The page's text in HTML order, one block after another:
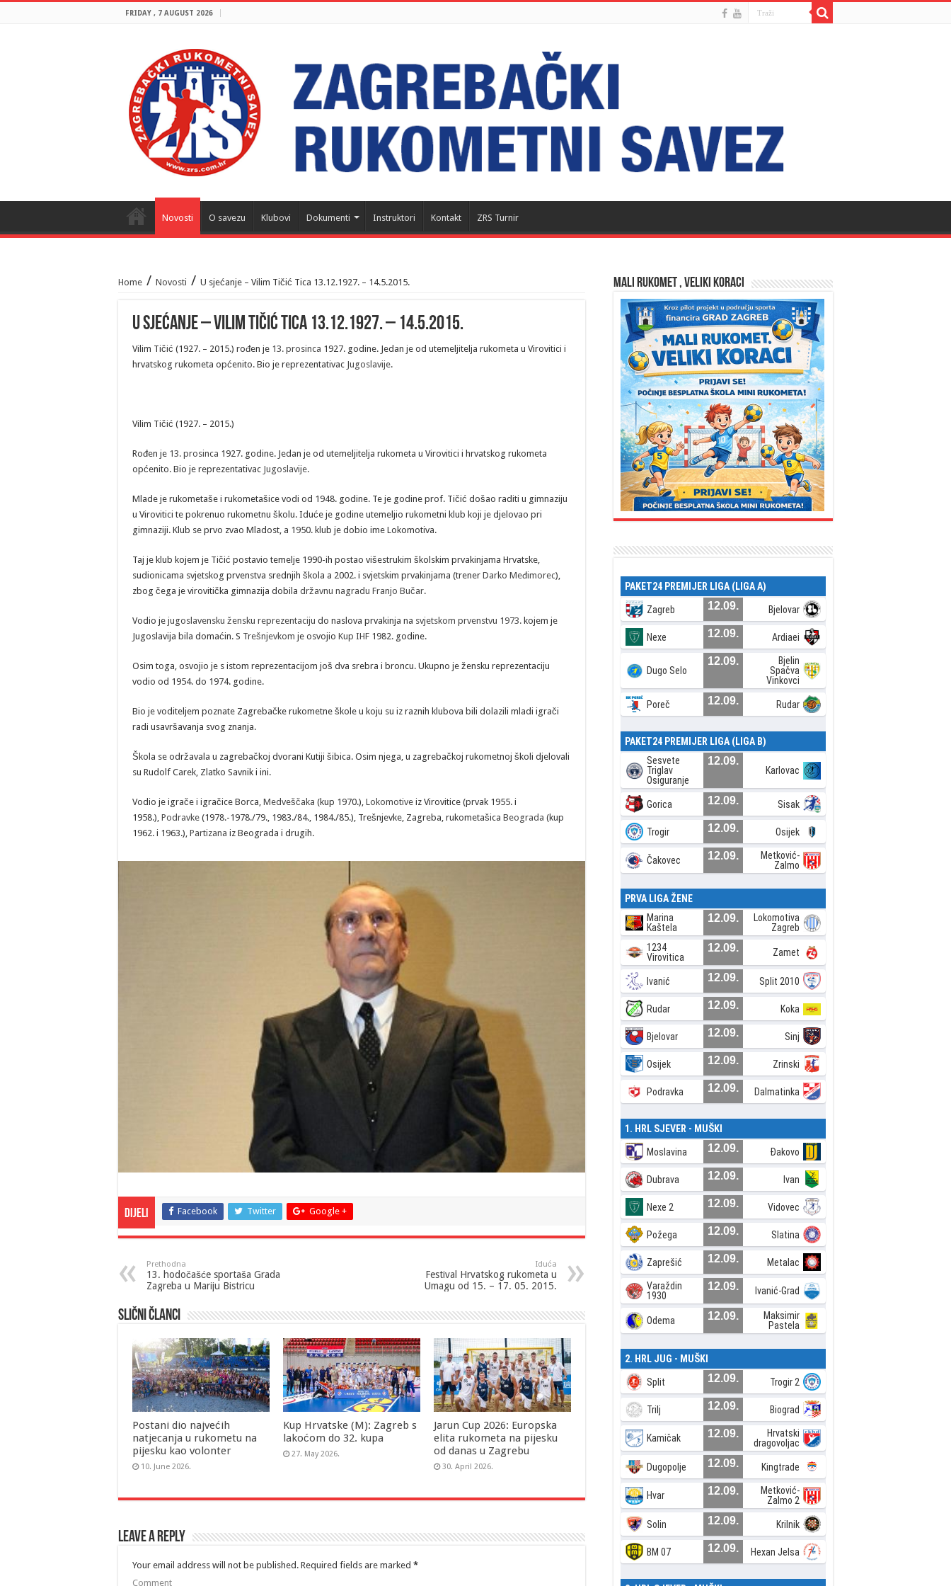
FRIDAY , 7 AUGUST 2026
Novosti O savezu Klubovi Dokumenti Instruktori Kontakt ZRS Turnir
Home / Novosti / U sjećanje – Vilim Tičić Tica 13.12.1927. – 14.5.2015.
U sjećanje – Vilim Tičić Tica 13.12.1927. – 14.5.2015.
Vilim Tičić (1927. – 2015.) rođen je 13. prosinca 1927. godine. Jedan je od utemeljitelja rukometa u Virovitici i
hrvatskog rukometa općenito. Bio je reprezentativac Jugoslavije.
Vilim Tičić (1927. – 2015.)
Rođen je 13. prosinca 1927. godine. Jedan je od utemeljitelja rukometa u Virovitici i hrvatskog rukometa
općenito. Bio je reprezentativac Jugoslavije.
Mlade je rukometaše i rukometašice vodi od 1948. godine. Te je godine prof. Tičić došao raditi u gimnaziju
u Virovitici te pokrenuo rukometnu školu. Iduće je godine utemeljio rukometni klub koji je djelovao pri
gimnaziji. Klub se prvo zvao Mladost, a 1950. klub je dobio ime Lokomotiva.
Taj je klub kojem je Tičić postavio temelje 1990-ih postao višestrukim školskim prvakinjama Hrvatske,
sudionicama svjetskog prvenstva srednjih škola a 2002. i svjetskim prvakinjama (trener Darko Međimorec),
zbog čega je virovitička gimnazija dobila državnu nagradu Franjo Bučar.
Vodio je jugoslavensku žensku reprezentaciju do naslova prvakinja na svjetskom prvenstvu 1973. kojem je
Jugoslavija bila domaćin. S Trešnjevkom je osvojio Kup IHF 1982. godine.
Osim toga, osvojio je s istom reprezentacijom još dva srebra i broncu. Ukupno je žensku reprezentaciju
vodio od 1954. do 1974. godine.
Bio je voditeljem poznate Zagrebačke rukometne škole u koju su iz raznih klubova bili dolazili mladi igrači
radi usavršavanja svog znanja.
Škola se održavala u zagrebačkoj dvorani Kutiji šibica. Osim njega, u zagrebačkoj rukometnoj školi djelovali
su Rudolf Carek, Zlatko Savnik i ini.
Vodio je igrače i igračice Borca, Medveščaka (kup 1970.), Lokomotive iz Virovitice (prvak 1955. i
1958.), Podravke (1978.-1978./79., 1983./84., 1984./85.), Trešnjevke, Zagreba, rukometašica Beograda (kup
1962. i 1963.), Partizana iz Beograda i drugih.
Dijeli Facebook Twitter Google +
Prethodna
13. hodočašće sportaša Grada
Zagreba u Mariju Bistricu
Iduća
Festival Hrvatskog rukometa u
Umagu od 15. – 17. 05. 2015.
Slični članci
Postani dio najvećih
natjecanja u rukometu na
pijesku kao volonter
10. June 2026.
Kup Hrvatske (M): Zagreb s
lakoćom do 32. kupa
27. May 2026.
Jarun Cup 2026: Europska
elita rukometa na pijesku
od danas u Zagrebu
30. April 2026.
Leave a Reply
Your email address will not be published. Required fields are marked *
Comment
MALI RUKOMET , VELIKI KORACI
PAKET24 PREMIJER LIGA (LIGA A)
Zagreb 12.09. Bjelovar
Nexe 12.09. Ardiaei
Dugo Selo
12.09.
Bjelin
Spačva
Vinkovci
Poreč 12.09. Rudar
PAKET24 PREMIJER LIGA (LIGA B)
Sesvete
Triglav
Osiguranje
12.09.
Karlovac
Gorica 12.09. Sisak
Trogir 12.09. Osijek
Čakovec 12.09.
Metković-
Zalmo
PRVA LIGA ŽENE
Marina
Kaštela
12.09.
Lokomotiva
Zagreb
1234
Virovitica
12.09. Zamet
Ivanić 12.09. Split 2010
Rudar 12.09. Koka
Bjelovar 12.09. Sinj
Osijek 12.09. Zrinski
Podravka 12.09. Dalmatinka
1. HRL SJEVER - MUŠKI
Moslavina 12.09. Đakovo
Dubrava 12.09. Ivan
Nexe 2 12.09. Vidovec
Požega 12.09. Slatina
Zaprešić 12.09. Metalac
Varaždin
1930
12.09. Ivanić-Grad
Odema 12.09.
Maksimir
Pastela
2. HRL JUG - MUŠKI
Split 12.09. Trogir 2
Trilj 12.09. Biograd
Kamičak 12.09.
Hrvatski
dragovoljac
Dugopolje 12.09. Kingtrade
Hvar 12.09.
Metković-
Zalmo 2
Solin 12.09. Krilnik
BM 07 12.09. Hexan Jelsa